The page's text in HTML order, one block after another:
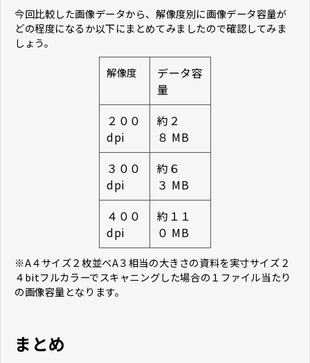
今回比較した画像データから、解像度別に画像データ容量が
どの程度になるか以下にまとめてみましたので確認してみま
しょう。
解像度
データ容
量
２００
dpi
約２
８ MB
３００
dpi
約６
３ MB
４００
dpi
約１１
０ MB
※A４サイズ２枚並べA３相当の大きさの資料を実寸サイズ２
４bitフルカラーでスキャニングした場合の１ファイル当たり
の画像容量となります。
まとめ